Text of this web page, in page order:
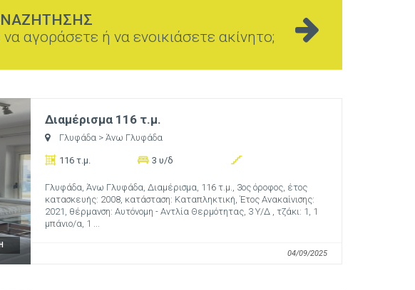
αγοράσετε ή να ενοικιάσετε ακίνητο;
Διαμέρισμα 116 τ.μ.
Γλυφάδα > Άνω Γλυφάδα
116 τ.μ. 3 υ/δ
Γλυφάδα, Άνω Γλυφάδα, Διαμέρισμα, 116 τ.μ., 3ος όροφος, έτος
κατασκευής: 2008, κατάσταση: Καταπληκτική, Έτος Ανακαίνισης:
2021, θέρμανση: Αυτόνομη - Αντλία Θερμότητας, 3 Υ/Δ , τζάκι: 1, 1
μπάνιο/α, 1 ...
04/09/2025